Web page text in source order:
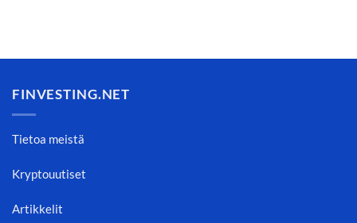
FINVESTING.NET
Tietoa meistä
Kryptouutiset
Artikkelit